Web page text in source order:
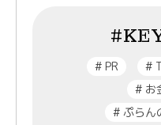
#PR #
#お
#ぷらん